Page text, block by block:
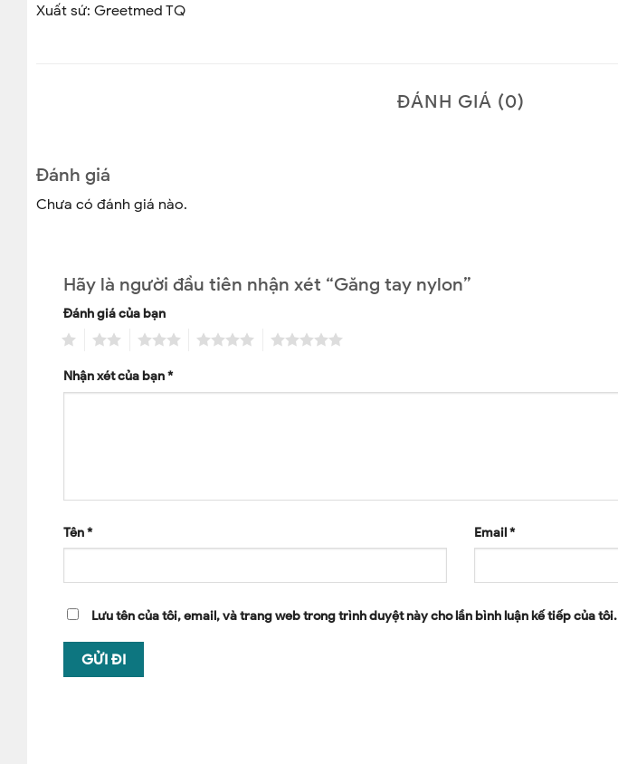
Xuất sứ: Greetmed TQ
ĐÁNH GIÁ (0)
Đánh giá
Chưa có đánh giá nào.
Hãy là người đầu tiên nhận xét “Găng tay nylon”
Đánh giá của bạn
Nhận xét của bạn*
Tên* Email*
Lưu tên của tôi, email, và trang web trong trình duyệt này cho lần bình luận kế tiếp của tôi.